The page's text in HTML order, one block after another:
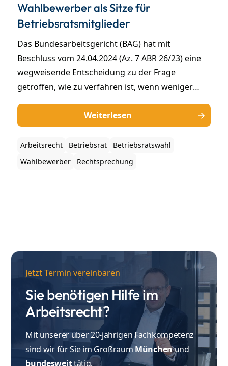
Wahlbewerber als Sitze für
Betriebsratsmitglieder
Das Bundesarbeitsgericht (BAG) hat mit
Beschluss vom 24.04.2024 (Az. 7 ABR 26/23) eine
wegweisende Entscheidung zu der Frage
getroffen, wie zu verfahren ist, wenn weniger
kandidieren, als die nach dem Gesetz
vorgesehene Anzahl der Sitze von
Betriebsratsmitgliedern.
Weiterlesen
Arbeitsrecht Betriebsrat
Betriebsratswahl
Wahlbewerber
Rechtsprechung
Jetzt Termin vereinbaren
Sie benötigen Hilfe im
Arbeitsrecht?
Mit unserer über 20-jährigen Fachkompetenz
sind wir für Sie im Großraum Münchenund
bundesweittätig.